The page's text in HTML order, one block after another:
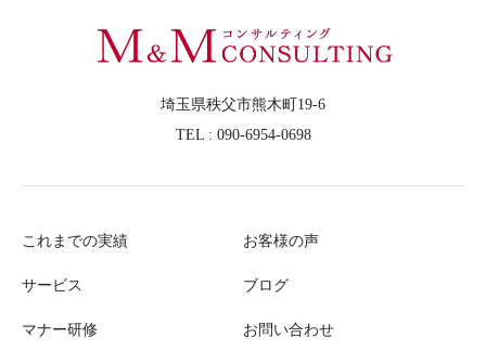
埼玉県秩父市熊木町19-6
TEL : 090-6954-0698
これまでの実績
サービス
マナー研修
お客様の声
ブログ
お問い合わせ